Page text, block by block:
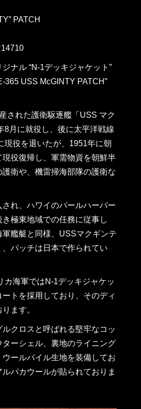
PATCH
ナル “N-1デッキジャケット”
365 USS McGINTY PATCH”
された護衛駆逐艦「USS マク
8月に就役し、後に太平洋戦線
現役を退いたが、1951年に朝
役復帰し、軍需物資を朝鮮半
衛や、機雷掃海部隊の護衛な
れ、ハワイのパールハーバー
極東地域での任務に従事し
艦艇と同様、USSマクギンテ
パッチは日本で作られてい
カ海軍ではN-1デッキジャケッ
ートを採用しており、そのディ
ます。
クロスと呼ばれる堅牢なコッ
ターシェル、裏地のライニング
ールパイル生地を装備してお
パカウールが貼られておりま